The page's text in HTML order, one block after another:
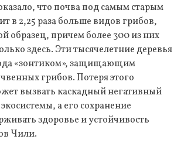
что почва под самым старым
в 2,25 раза больше видов грибов,
образец, причем более 300 из них
здесь. Эти тысячелетние деревья
«зонтиком», защищающим
грибов. Потеря этого
вызвать каскадный негативный
а его сохранение
здоровье и устойчивость
Чили.